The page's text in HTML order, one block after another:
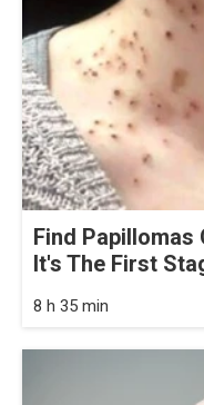
Find Papillomas
It's The First
8 h 35 min